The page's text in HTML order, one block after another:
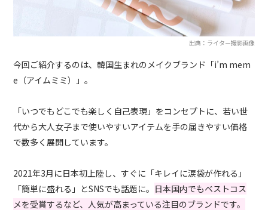
出典：ライター撮影画像
今回ご紹介するのは、韓国生まれのメイクブランド「i’m mem
e（アイムミミ）」。
「いつでもどこでも楽しく自己表現」をコンセプトに、若い世
代から大人女子まで使いやすいアイテムを手の届きやすい価格
で数多く展開しています。
2021年3月に日本初上陸し、すぐに「キレイに涙袋が作れる」
「簡単に盛れる」とSNSでも話題に。 日本国内でもベストコス
メを受賞するなど、人気が高まっている注目のブランドです。